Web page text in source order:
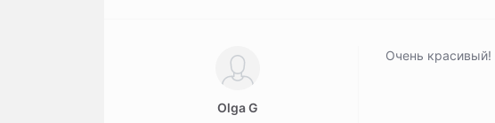
Olga G
Очень красивый!